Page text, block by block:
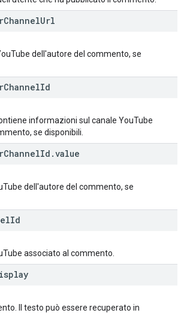
ChannelUrl
dell'autore del commento, se
ChannelId
informazioni sul canale YouTube
se disponibili.
ChannelId .value
dell'autore del commento, se
Id
associato al commento.
Il testo può essere recuperato in